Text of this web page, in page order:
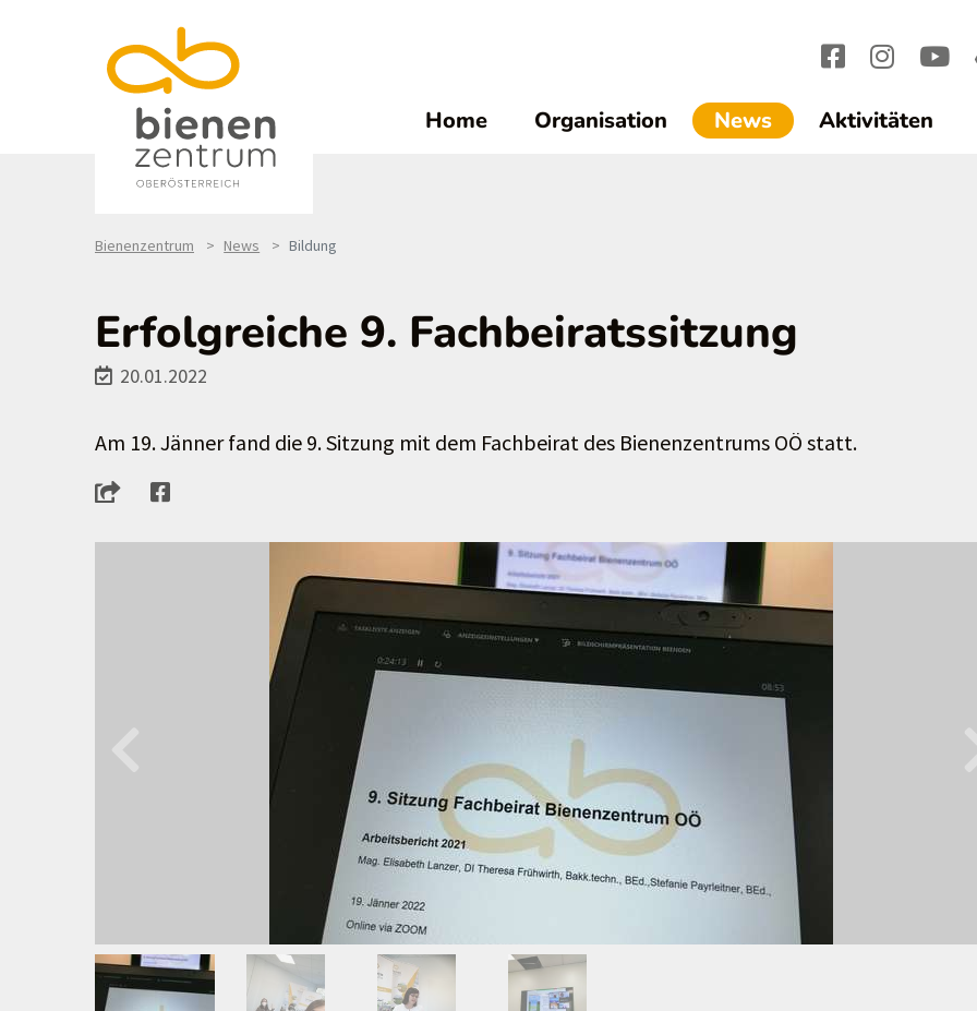
Home Organisation News(current)1
Aktivitäten
Bienenzentrum News Bildung
Erfolgreiche 9. Fachbeiratssitzung
20.01.2022
Am 19. Jänner fand die 9. Sitzung mit dem Fachbeirat des Bienenzentrums OÖ statt.